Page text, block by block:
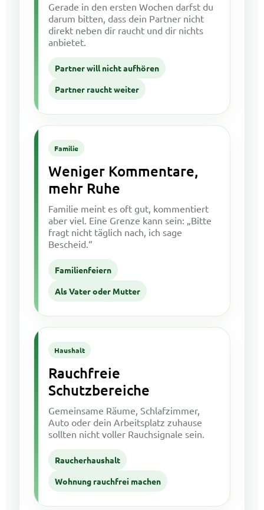
Gerade in den ersten Wochen darfst du
darum bitten, dass dein Partner nicht
direkt neben dir raucht und dir nichts
anbietet.
Partner will nicht aufhören
Partner raucht weiter
Familie
Weniger Kommentare,
mehr Ruhe
Familie meint es oft gut, kommentiert
aber viel. Eine Grenze kann sein: „Bitte
fragt nicht täglich nach, ich sage
Bescheid.“
Familienfeiern
Als Vater oder Mutter
Haushalt
Rauchfreie
Schutzbereiche
Gemeinsame Räume, Schlafzimmer,
Auto oder dein Arbeitsplatz zuhause
sollten nicht voller Rauchsignale sein.
Raucherhaushalt
Wohnung rauchfrei machen